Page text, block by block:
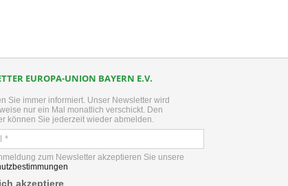
EUROPA-UNION BAYERN E.V.
Sie immer informiert. Unser Newsletter wird
nur ein Mal monatlich verschickt. Den
können Sie jederzeit wieder abmelden.
zum Newsletter akzeptieren Sie unsere
akzeptiere